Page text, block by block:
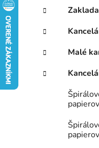
č
ý
p
n
e
g
ó
r
e
Malé